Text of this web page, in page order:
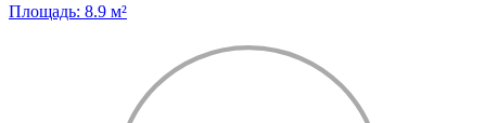
Площадь: 8.9 м²